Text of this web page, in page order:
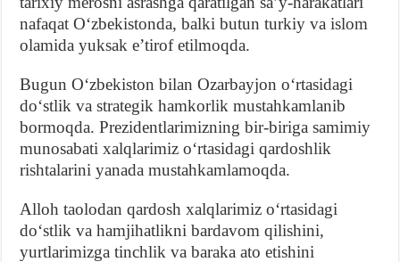
nafaqat Oʻzbekistonda, balki butun turkiy va islom
olamida yuksak eʼtirof etilmoqda.
Bugun Oʻzbekiston bilan Ozarbayjon oʻrtasidagi
doʻstlik va strategik hamkorlik mustahkamlanib
bormoqda. Prezidentlarimizning bir-biriga samimiy
munosabati xalqlarimiz oʻrtasidagi qardoshlik
rishtalarini yanada mustahkamlamoqda.
Alloh taolodan qardosh xalqlarimiz oʻrtasidagi
doʻstlik va hamjihatlikni bardavom qilishini,
yurtlarimizga tinchlik va baraka ato etishini